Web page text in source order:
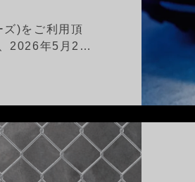
)をご利用頂
2026年5月2…